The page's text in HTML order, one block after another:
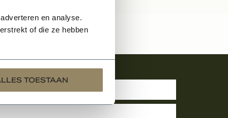
en analyse.
of die ze hebben
TOESTAAN